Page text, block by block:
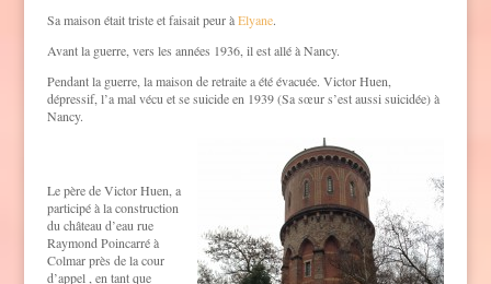
Sa maison était triste et faisait peur àElyane.
Avant la guerre, vers les années 1936, il est allé à Nancy.
Pendant la guerre, la maison de retraite a été évacuée. Victor Huen,
dépressif, l’a mal vécu et se suicide en 1939 (Sa sœur s’est aussi suicidée) à
Nancy.
Le père de Victor Huen, a
participé à la construction
du château d’eau rue
Raymond Poincarré à
Colmar près de la cour
d’appel , en tant que